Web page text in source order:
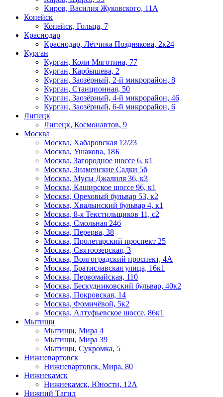
Киров, Василия Жуковского, 11А
Копейск
Копейск, Гольца, 7
Краснодар
Краснодар, Лётчика Позднякова, 2к24
Курган
Курган, Коли Мяготина, 77
Курган, Карбышева, 2
Курган, Заозёрный, 2-й микрорайон, 8
Курган, Станционная, 50
Курган, Заозёрный, 4-й микрорайон, 46
Курган, Заозёрный, 6-й микрорайон, 6
Липецк
Липецк, Космонавтов, 9
Москва
Москва, Хабаровская 12/23
Москва, Ушакова, 18Б
Москва, Загородное шоссе 6, к1
Москва, Знаменские Садки 5б
Москва, Мусы Джалиля 36, к3
Москва, Каширское шоссе 96, к1
Москва, Ореховый бульвар 53, к2
Москва, Хвалынский бульвар 4, к1
Москва, 8-я Текстильщиков 11, с2
Москва, Смольная 24б
Москва, Перерва, 38
Москва, Пролетарский проспект 25
Москва, Святоозерская, 3
Москва, Волгоградский проспект, 4А
Москва, Братиславская улица, 16к1
Москва, Первомайская, 110
Москва, Бескудниковский бульвар, 40к2
Москва, Покровская, 14
Москва, Фомичёвой, 5к2
Москва, Алтуфьевское шоссе, 86к1
Мытищи
Мытищи, Мира 4
Мытищи, Мира 39
Мытищи, Сукромка, 5
Нижневартовск
Нижневартовск, Мира, 80
Нижнекамск
Нижнекамск, Юности, 12А
Нижний Тагил